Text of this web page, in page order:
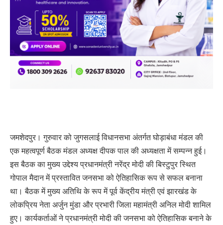
जमशेदपुर। गुरुवार को जुगसलाई विधानसभा अंतर्गत घोड़ाबंधा मंडल की
एक महत्वपूर्ण बैठक मंडल अध्यक्ष दीपक पाल की अध्यक्षता में सम्पन्न हुई।
इस बैठक का मुख्य उद्देश्य प्रधानमंत्री नरेंद्र मोदी की बिस्टुपुर स्थित
गोपाल मैदान में प्रस्तावित जनसभा को ऐतिहासिक रूप से सफल बनाना
था। बैठक में मुख्य अतिथि के रूप में पूर्व केंद्रीय मंत्री एवं झारखंड के
लोकप्रिय नेता अर्जुन मुंडा और प्रभारी जिला महामंत्री अनिल मोदी शामिल
हुए। कार्यकर्ताओं ने प्रधानमंत्री मोदी की जनसभा को ऐतिहासिक बनाने के